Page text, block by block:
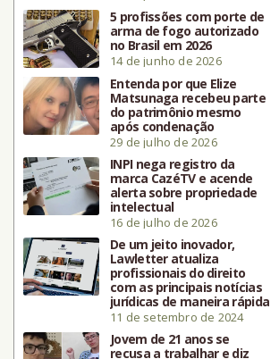
5 profissões com porte de
arma de fogo autorizado
no Brasil em 2026
14 de junho de 2026
Entenda por que Elize
Matsunaga recebeu parte
do patrimônio mesmo
após condenação
29 de julho de 2026
INPI nega registro da
marca CazéTV e acende
alerta sobre propriedade
intelectual
16 de julho de 2026
De um jeito inovador,
Lawletter atualiza
profissionais do direito
com as principais notícias
jurídicas de maneira rápida
11 de setembro de 2024
Jovem de 21 anos se
recusa a trabalhar e diz